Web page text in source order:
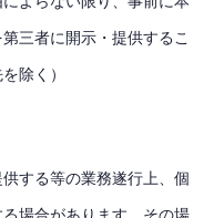
会社概要
三者に開示・提供するこ
除く）
する等の業務遂行上、個